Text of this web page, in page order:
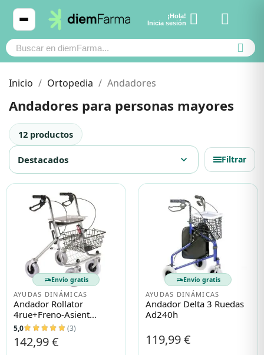
Bebé y mamá
Cabello
Productos naturales y dietética
Mascotas
Protección solar
Higiene
¡Hola!
Inicia sesión
Ver carrito
Bebé y mamá
Cabello
Productos naturales y dietética
Mascotas
Protección solar
Higiene
Inicio Ortopedia Andadores
Andadores para personas mayores
12 productos
Destacados expand_more Filtrar
Envío gratis
AYUDAS DINÁMICAS
Andador Rollator
4rue+freno-Asient
Ad100
5,0 (3)
142,99 €
Envío gratis
AYUDAS DINÁMICAS
Andador Delta 3 Ruedas
Ad240h
119,99 €